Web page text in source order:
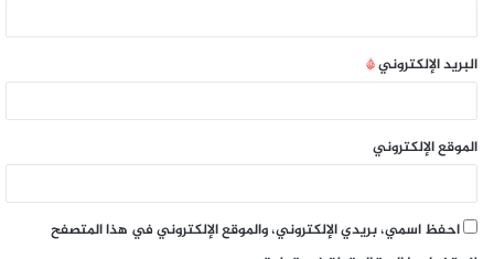
البريد الإلكتروني*
الموقع الإلكتروني
احفظ اسمي، بريدي الإلكتروني، والموقع الإلكتروني في هذا المتصفح